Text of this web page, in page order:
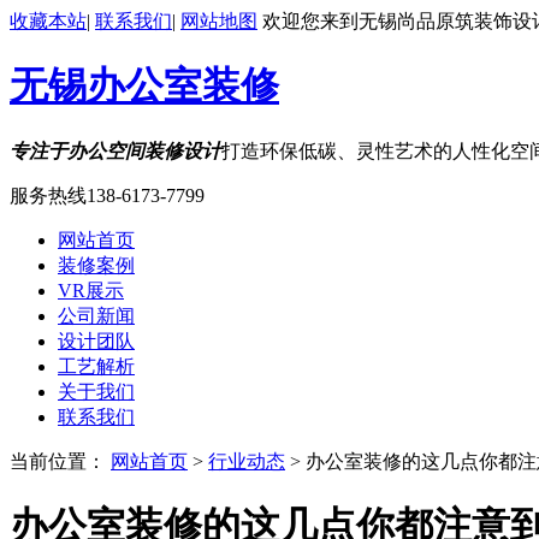
收藏本站| 联系我们| 网站地图 欢迎您来到无锡尚品原筑装饰
无锡办公室装修
专注于办公空间装修设计打造环保低碳、灵性艺术的人性化空
服务热线138-6173-7799
网站首页
装修案例
VR展示
公司新闻
设计团队
工艺解析
关于我们
联系我们
当前位置： 网站首页 > 行业动态 > 办公室装修的这几点你都
办公室装修的这几点你都注意